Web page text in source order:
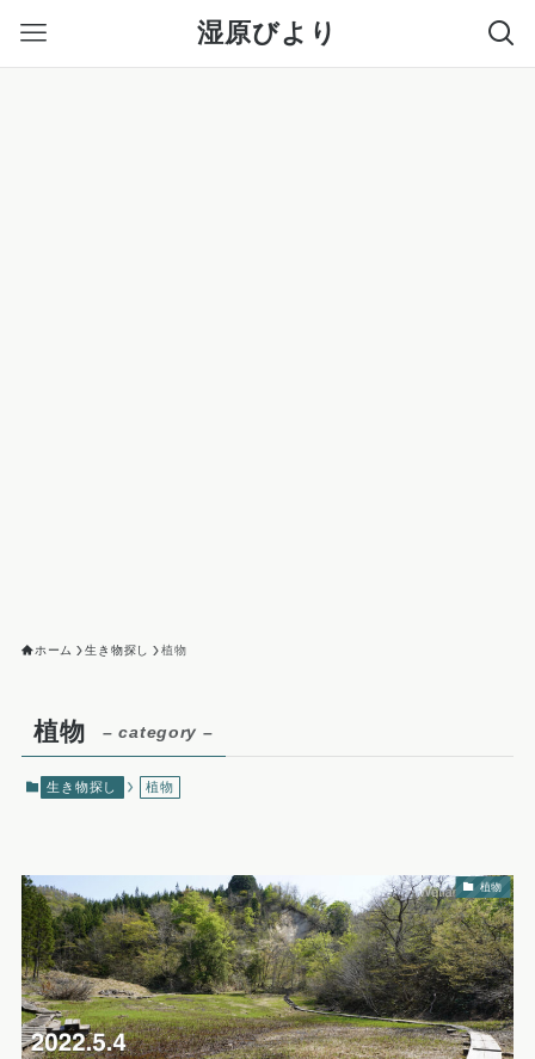
湿原びより
ホーム 生き物探し 植物
植物 – category –
生き物探し 植物
植物